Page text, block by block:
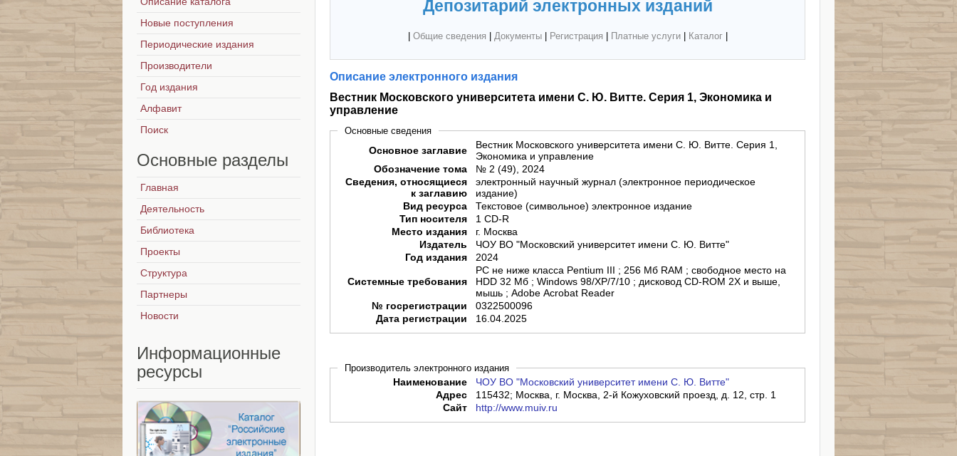
Депозитарий электронных изданий
Общие сведения Документы| Регистрация Платные услуги| Каталог|
Описание электронного издания
Вестник Московского университета имени С. Ю. Витте. Серия 1, Экономика и
управление
Основные сведения
Основное заглавие
Вестник Московского университета имени С. Ю. Витте. Серия 1,
Экономика и управление
Обозначение тома
№ 2 (49), 2024
Сведения, относящиеся
к заглавию
электронный научный журнал (электронное периодическое
издание)
Вид ресурса
Текстовое (символьное) электронное издание
Тип носителя
1 CD-R
Место издания
г. Москва
Издатель
ЧОУ ВО "Московский университет имени С. Ю. Витте"
Год издания
2024
Системные требования
PC не ниже класса Pentium III ; 256 Мб RAM ; свободное место на
HDD 32 Мб ; Windows 98/XP/7/10 ; дисковод CD-ROM 2X и выше,
мышь ; Adobe Acrobat Reader
№ госрегистрации
0322500096
Дата регистрации
16.04.2025
Производитель электронного издания
Наименование
ЧОУ ВО "Московский университет имени С. Ю. Витте"
Адрес
115432; Москва, г. Москва, 2-й Кожуховский проезд, д. 12, стр. 1
Сайт
http://www.muiv.ru
Новые поступления
Периодические издания
Производители
Год издания
Алфавит
Поиск
Основные разделы
Главная
Деятельность
Библиотека
Проекты
Структура
Партнеры
Новости
Информационные
ресурсы